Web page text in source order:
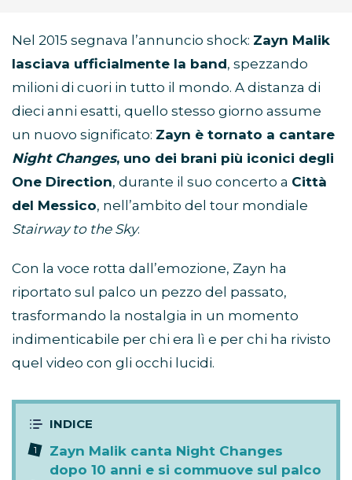
Nel 2015 segnava l’annuncio shock: Zayn Malik
lasciava ufficialmente la band, spezzando
milioni di cuori in tutto il mondo. A distanza di
dieci anni esatti, quello stesso giorno assume
un nuovo significato: Zayn è tornato a cantare
Night Changes, uno dei brani più iconici degli
One Direction, durante il suo concerto a Città
del Messico, nell’ambito del tour mondiale
Stairway to the Sky.
Con la voce rotta dall’emozione, Zayn ha
riportato sul palco un pezzo del passato,
trasformando la nostalgia in un momento
indimenticabile per chi era lì e per chi ha rivisto
quel video con gli occhi lucidi.
Zayn Malik canta Night Changes
dopo 10 anni e si commuove sul palco